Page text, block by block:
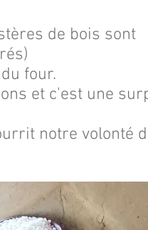
de bois sont
four.
et c'est une
notre volonté